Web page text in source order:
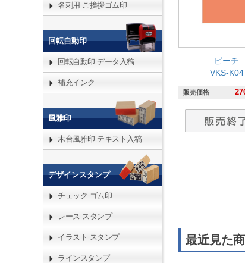
ピーチ
VKS-K04
販売価格
最近見た
名刺用 ご挨拶ゴム印
回転自動印
回転自動印 データ入稿
補充インク
風雅印
木台風雅印 テキスト入稿
デザインスタンプ
チェック ゴム印
レース スタンプ
イラスト スタンプ
ラインスタンプ